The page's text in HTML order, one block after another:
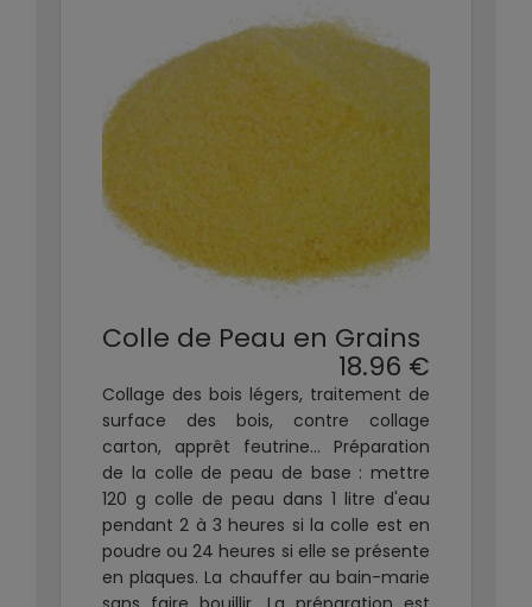
Colle de Peau en Grains
18.96 €
Collage des bois légers, traitement de
surface des bois, contre collage
carton, apprêt feutrine... Préparation
de la colle de peau de base : mettre
120 g colle de peau dans 1 litre d'eau
pendant 2 à 3 heures si la colle est en
poudre ou 24 heures si elle se présente
en plaques. La chauffer au bain-marie